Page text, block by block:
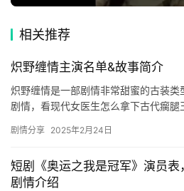
星
选
🎬
短
剧
场
相关推荐
炽野缠情主演名单&故事简介
炽野缠情是一部剧情非常甜蜜的古装
剧情，看现代女医生怎么拿下古代瘸
剧情分享 2025年2月24日
短剧《奥运之我是冠军》演员表
剧情介绍